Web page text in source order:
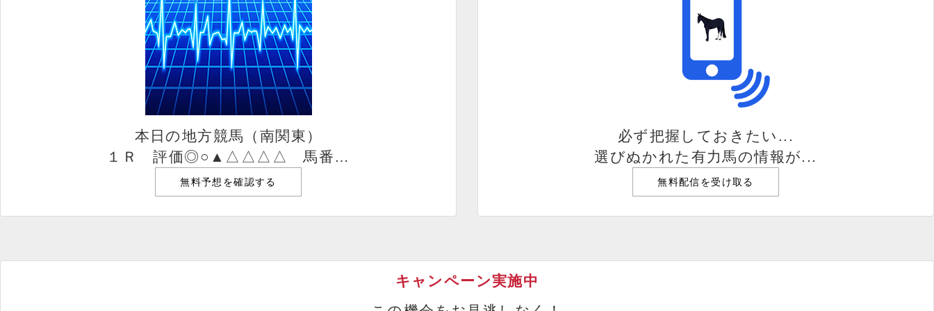
本日の地方競馬（南関東）
１Ｒ 評価◎○▲△△△△ 馬番…
無料予想を確認する
必ず把握しておきたい...
選びぬかれた有力馬の情報が...
無料配信を受け取る
キャンペーン実施中